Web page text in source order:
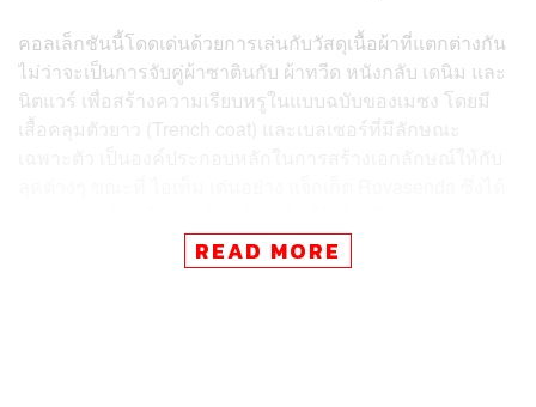
คอลเล็กชันนี้โดดเด่นด้วยการเล่นกับวัสดุเนื้อผ้าที่แตกต่างกัน
ไม่ว่าจะเป็นการจับคู่ผ้าซาตินกับ ผ้าทวีด หนังกลับ เดนิม และ
นิตแวร์ เพื่อสร้างความเรียบหรูในแบบฉบับของเมซง โดยมี
เสื้อคลุมตัวยาว (Trench coat) และเบลเซอร์ที่มีลักษณะ
ทาง และแจ็กเก็ต Maremma ที่ได้รับการตีความใหม่ในรูป
แบบแจ็กเก็ต Bomber ต่างสะท้อนถึงการผสมผสานระหว่าง
READ MORE